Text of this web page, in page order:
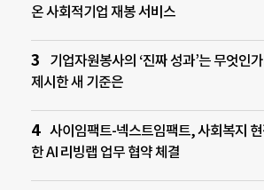
온 사회적기업 재봉 서비스
기업자원봉사의 ‘진짜 성과’는 무엇인
제시한 새 기준은
사이임팩트-넥스트임팩트, 사회복지
한 AI 리빙랩 업무 협약 체결